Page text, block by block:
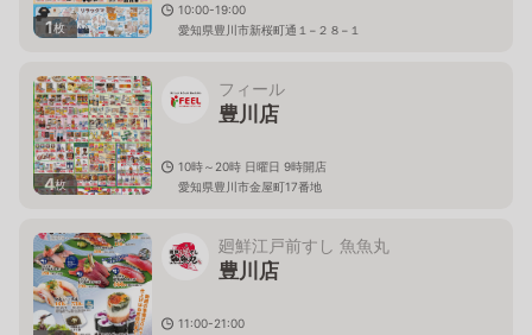
1枚
10:00-19:00
愛知県豊川市新桜町通１−２８−１
4枚
フィール
豊川店
10時～20時 日曜日 9時開店
愛知県豊川市金屋町17番地
廻鮮江戸前すし 魚魚丸
豊川店
11:00-21:00